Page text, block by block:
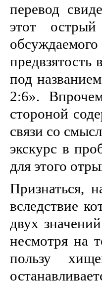
перевод
этот
предвзятость
под
2:6».
стороной
связи со
экскурс в
для этого
Признаться,
вследствие
двух
несмотря на
пользу